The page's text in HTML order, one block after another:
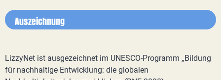
Auszeichnung
LizzyNet ist ausgezeichnet im UNESCO-Programm „Bildung
für nachhaltige Entwicklung: die globalen